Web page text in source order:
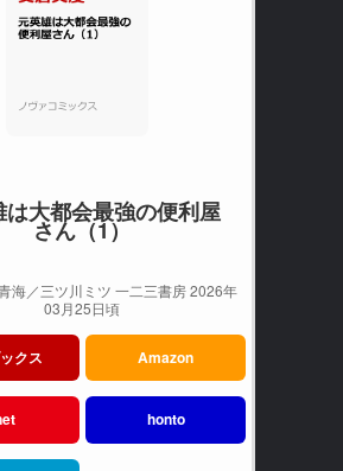
は大都会最強の便利屋
さん（1）
海／三ツ川ミツ 一二三書房 2026年
03月25日頃
クス Amazon
honto